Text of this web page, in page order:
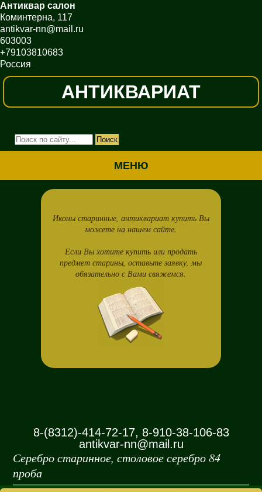
Антиквар салон
Коминтерна, 117
antikvar-nn@mail.ru
603003
+79103810683
Россия
АНТИКВАРИАТ
МЕНЮ
Иконы старинные, антиквариат купить Вы
можете на нашем сайте.
Если Вы хотите купить или продать
предмет старины, оставьте заявку, мы
обязательно с Вами свяжемся.
8-(8312)-414-72-17, 8-910-38-106-83
antikvar-nn@mail.ru
Серебро старинное, столовое серебро 84
проба